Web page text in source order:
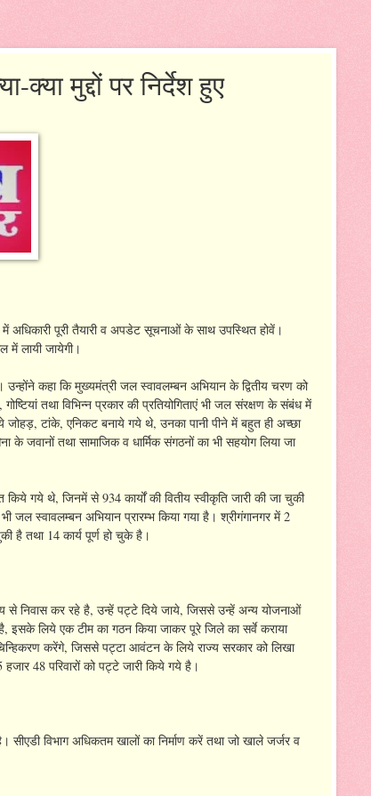
क्या मुद्दों पर निर्देश हुए
अधिकारी पूरी तैयारी व अपडेट सूचनाओं के साथ उपस्थित होवें।
में लायी जायेगी।
कहा कि मुख्यमंत्री जल स्वावलम्बन अभियान के द्वितीय चरण को
तथा विभिन्न प्रकार की प्रतियोगिताएं भी जल संरक्षण के संबंध में
जोहड़, टांके, एनिकट बनाये गये थे, उनका पानी पीने में बहुत ही अच्छा
जवानों तथा सामाजिक व धार्मिक संगठनों का भी सहयोग लिया जा
किये गये थे, जिनमें से 934 कार्यों की वितीय स्वीकृति जारी की जा चुकी
जल स्वावलम्बन अभियान प्रारम्भ किया गया है। श्रीगंगानगर में 2
है तथा 14 कार्य पूर्ण हो चुके है।
से निवास कर रहे है, उन्हें पट्टे दिये जाये, जिससे उन्हें अन्य योजनाओं
इसके लिये एक टीम का गठन किया जाकर पूरे जिले का सर्वे कराया
करेंगे, जिससे पट्टा आवंटन के लिये राज्य सरकार को लिखा
48 परिवारों को पट्टे जारी किये गये है।
विभाग अधिकतम खालों का निर्माण करें तथा जो खाले जर्जर व